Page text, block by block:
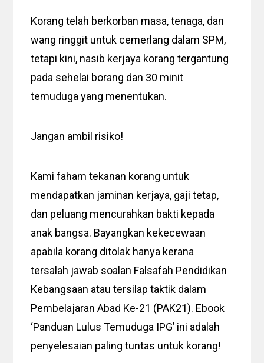
Korang telah berkorban masa, tenaga, dan
wang ringgit untuk cemerlang dalam SPM,
tetapi kini, nasib kerjaya korang tergantung
pada sehelai borang dan 30 minit
temuduga yang menentukan.
Jangan ambil risiko!
Kami faham tekanan korang untuk
mendapatkan jaminan kerjaya, gaji tetap,
dan peluang mencurahkan bakti kepada
anak bangsa. Bayangkan kekecewaan
apabila korang ditolak hanya kerana
tersalah jawab soalan Falsafah Pendidikan
Kebangsaan atau tersilap taktik dalam
Pembelajaran Abad Ke-21 (PAK21). Ebook
‘Panduan Lulus Temuduga IPG’ ini adalah
penyelesaian paling tuntas untuk korang!